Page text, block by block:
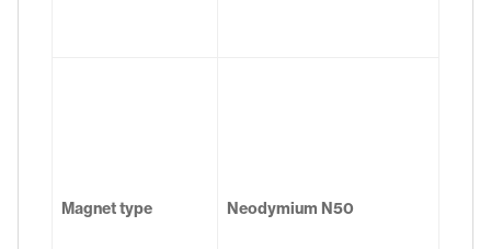
Magnet type Neodymium N50